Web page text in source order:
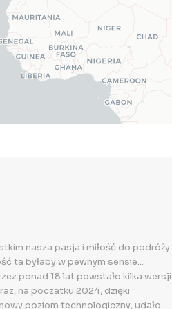
nasza pasja i miłość do podróży.
ta byłaby w pewnym sensie...
ponad 18 lat powstało kilka wersji
na poczatku 2024, dzięki
poziom technologiczny, udało